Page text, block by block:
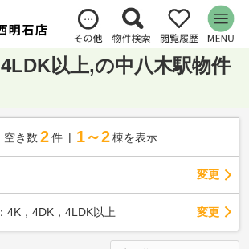
以上,の中八木駅物件
空き数 2 件 1～2 棟を表示
変更
4K，4DK，4LDK以上 変更